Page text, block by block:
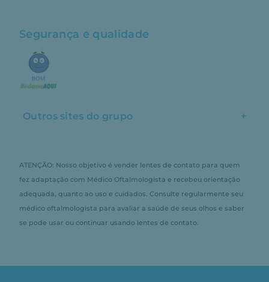
Segurança e qualidade
Outros sites do grupo +
ATENÇÃO: Nosso objetivo é vender lentes de contato para quem
fez adaptação com Médico Oftalmologista e recebeu orientação
adequada, quanto ao uso e cuidados. Consulte regularmente seu
médico oftalmologista para avaliar a saúde de seus olhos e saber
se pode usar ou continuar usando lentes de contato.